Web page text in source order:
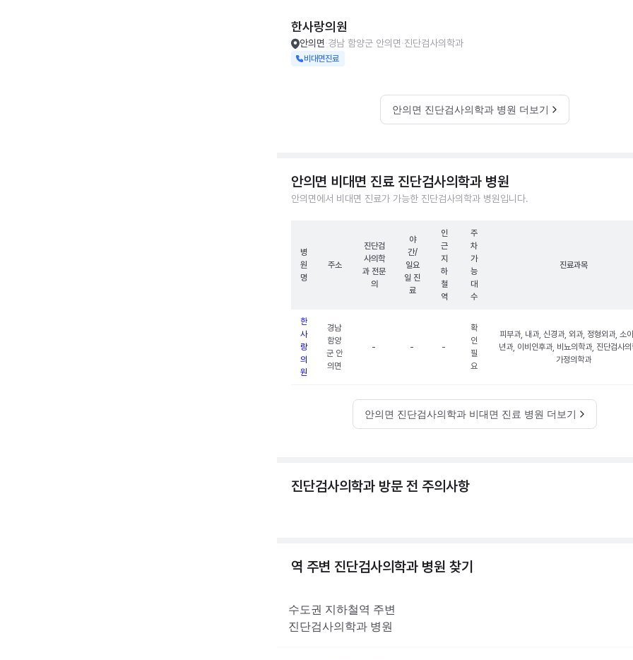
한사랑의원
안의면 경남 함양군 안의면 진단검사의학과
비대면진료
안의면 진단검사의학과 병원 더보기
안의면 비대면 진료 진단검사의학과 병원
안의면에서 비대면 진료가 가능한 진단검사의학과 병원입니다.
병
원
명
주소
진단검
사의학
과 전문
의
야
간/
일요
일 진
료
인
근
지
하
철
역
주
차
가
능
대
수
진료과목
한
사
랑
의
원
경남
함양
군 안
의면
- - -
확
인
필
요
피부과, 내과, 신경과, 외과, 정형외과, 소
년과, 이비인후과, 비뇨의학과, 진단검사의
가정의학과
안의면 진단검사의학과 비대면 진료 병원 더보기
진단검사의학과 방문 전 주의사항
역 주변 진단검사의학과 병원 찾기
수도권 지하철역 주변
진단검사의학과 병원